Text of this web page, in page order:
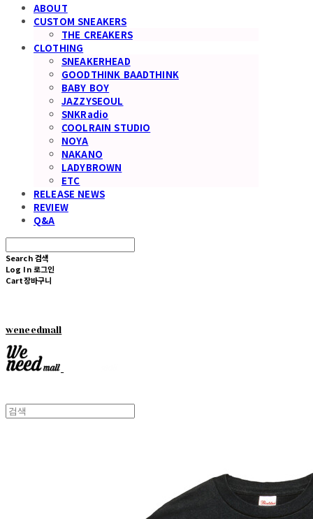
ABOUT
CUSTOM SNEAKERS
THE CREAKERS
CLOTHING
SNEAKERHEAD
GOODTHINK BAADTHINK
BABY BOY
JAZZYSEOUL
SNKRadio
COOLRAIN STUDIO
NOYA
NAKANO
LADYBROWN
ETC
RELEASE NEWS
REVIEW
Q&A
Search 검색
Log In 로그인
Cart장바구니
weneedmall